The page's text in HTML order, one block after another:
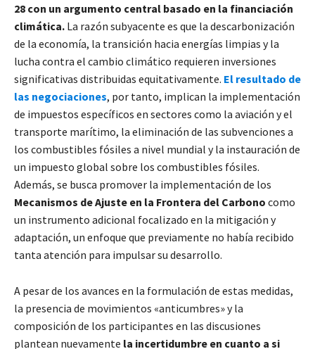
28 con un argumento central basado en la financiación
climática. La razón subyacente es que la descarbonización
de la economía, la transición hacia energías limpias y la
lucha contra el cambio climático requieren inversiones
significativas distribuidas equitativamente. El resultado de
las negociaciones, por tanto, implican la implementación
de impuestos específicos en sectores como la aviación y el
transporte marítimo, la eliminación de las subvenciones a
los combustibles fósiles a nivel mundial y la instauración de
un impuesto global sobre los combustibles fósiles.
Además, se busca promover la implementación de los
Mecanismos de Ajuste en la Frontera del Carbono como
un instrumento adicional focalizado en la mitigación y
adaptación, un enfoque que previamente no había recibido
tanta atención para impulsar su desarrollo.
A pesar de los avances en la formulación de estas medidas,
la presencia de movimientos «anticumbres» y la
composición de los participantes en las discusiones
plantean nuevamente la incertidumbre en cuanto a si